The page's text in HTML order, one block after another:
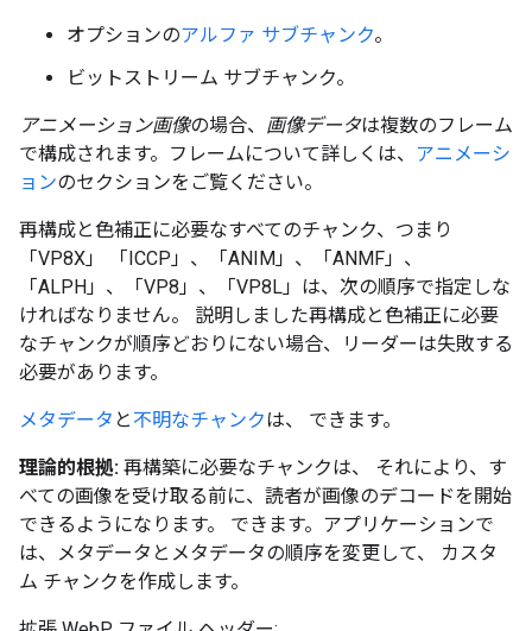
オプションのアルファ サブチャンク。
ビットストリーム サブチャンク。
アニメーション画像の場合、 画像データは複数のフレーム
で構成されます。フレームについて詳しくは、 アニメーシ
ョンのセクションをご覧ください。
再構成と色補正に必要なすべてのチャンク、つまり
「VP8X」 「ICCP」、「ANIM」、「ANMF」、
「ALPH」、「VP8」、「VP8L」は、次の順序で指定しな
ければなりません。 説明しました再構成と色補正に必要
なチャンクが順序どおりにない場合、リーダーは失敗する
必要があります。
メタデータ と 不明なチャンクは、 できます。
理論的根拠: 再構築に必要なチャンクは、 それにより、す
べての画像を受け取る前に、読者が画像のデコードを開始
できるようになります。 できます。アプリケーションで
は、メタデータとメタデータの順序を変更して、 カスタ
ム チャンクを作成します。